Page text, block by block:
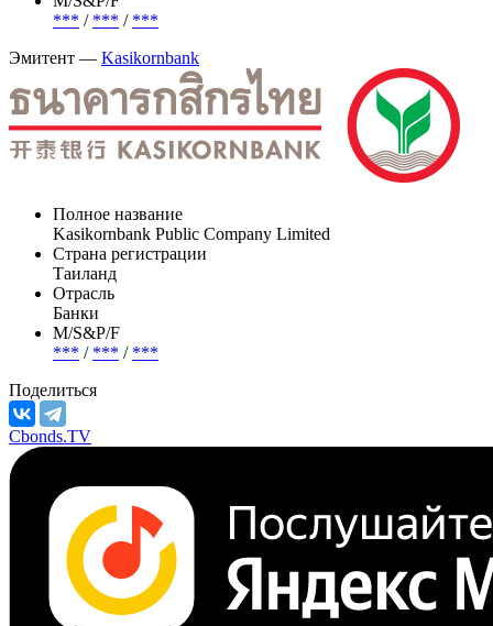
*** / *** / ***
Эмитент — Kasikornbank
Полное название
Kasikornbank Public Company Limited
Страна регистрации
Таиланд
Отрасль
Банки
М/S&P/F
*** / *** / ***
Поделиться
Cbonds.TV